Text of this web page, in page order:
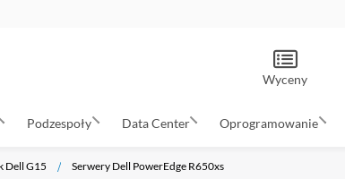
Wyceny
Podzespoły Data Center Oprogramowanie
Dell G15 Serwery Dell PowerEdge R650xs